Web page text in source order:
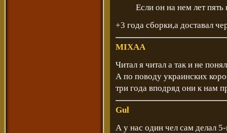
Если он на нем лет пять
+3 года сборки,а доставал
MIXAA
Читал я читал а так и не
А по поводу украинских
три года вподряд они к нам
Gul
А у нас один чел сам делал 5-